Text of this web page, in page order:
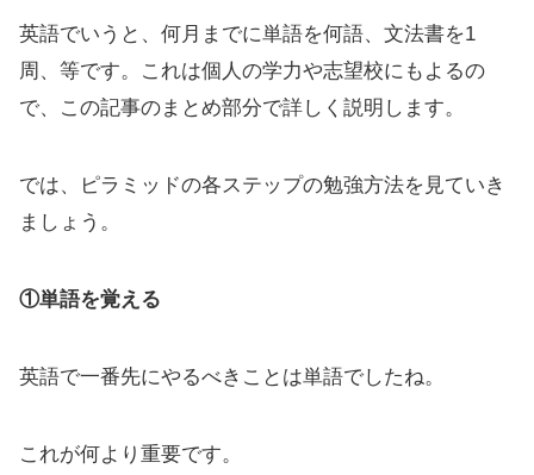
英語でいうと、何月までに単語を何語、文法書を1
周、等です。これは個人の学力や志望校にもよるの
で、この記事のまとめ部分で詳しく説明します。
では、ピラミッドの各ステップの勉強方法を見ていき
ましょう。
①単語を覚える
英語で一番先にやるべきことは単語でしたね。
これが何より重要です。